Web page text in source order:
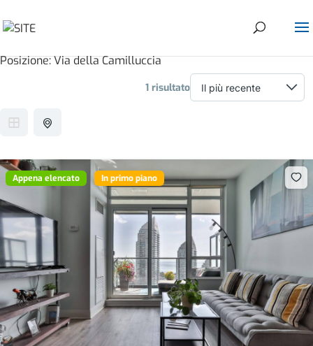
Posizione:Via della Camilluccia
1 risultato
Appena elencato In primo piano